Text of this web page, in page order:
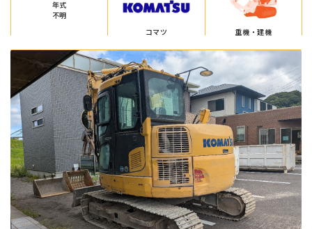
年式
不明
コマツ
重機・建機